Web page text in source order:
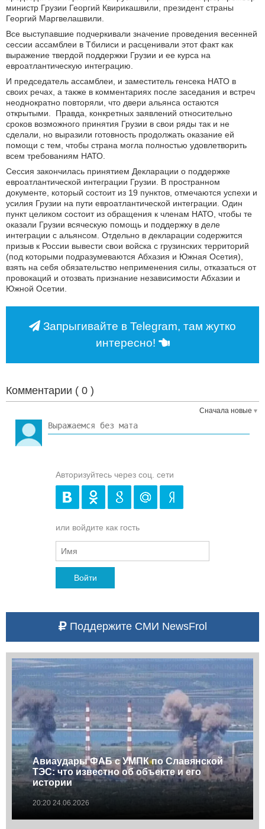
министр Грузии Георгий Квирикашвили, президент страны
Георгий Маргвелашвили.
Все выступавшие подчеркивали значение проведения весенней
сессии ассамблеи в Тбилиси и расценивали этот факт как
выражение твердой поддержки Грузии и ее курса на
евроатлантическую интеграцию.
И председатель ассамблеи, и заместитель генсека НАТО в
своих речах, а также в комментариях после заседания и встреч
неоднократно повторяли, что двери альянса остаются
открытыми. Правда, конкретных заявлений относительно
сроков возможного принятия Грузии в свои ряды так и не
сделали, но выразили готовность продолжать оказание ей
помощи с тем, чтобы страна могла полностью удовлетворить
всем требованиям НАТО.
Сессия закончилась принятием Декларации о поддержке
евроатлантической интеграции Грузии. В пространном
документе, который состоит из 19 пунктов, отмечаются успехи и
усилия Грузии на пути евроатлантической интеграции. Один
пункт целиком состоит из обращения к членам НАТО, чтобы те
оказали Грузии всяческую помощь и поддержку в деле
интеграции с альянсом. Отдельно в декларации содержится
призыв к России вывести свои войска с грузинских территорий
(под которыми подразумеваются Абхазия и Южная Осетия),
взять на себя обязательство неприменения силы, отказаться от
провокаций и отозвать признание независимости Абхазии и
Южной Осетии.
Запрыгивайте в Telegram, там жутко
интересно!
Комментарии ( 0 )
Сначала новые
Авторизуйтесь через соц. сети
или войдите как гость
Войти
Поддержите СМИ NewsFrol
Авиаудары ФАБ с УМПК по Славянской
ТЭС: что известно об объекте и его
истории
20:20 24.06.2026